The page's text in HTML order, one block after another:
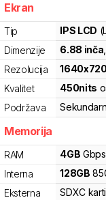
Ekran
Tip IPS LCD
Dimenzije
6.88 inča
Rezolucija
1640x720
Kvalitet
450nits
Podržava
Memorija
RAM 4GB Gbps
Interna
128GB
Eksterna
SDXC